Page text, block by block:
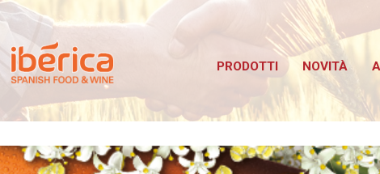
Cibus TuttoFood Milano
PRODOTTI NOVITÀ